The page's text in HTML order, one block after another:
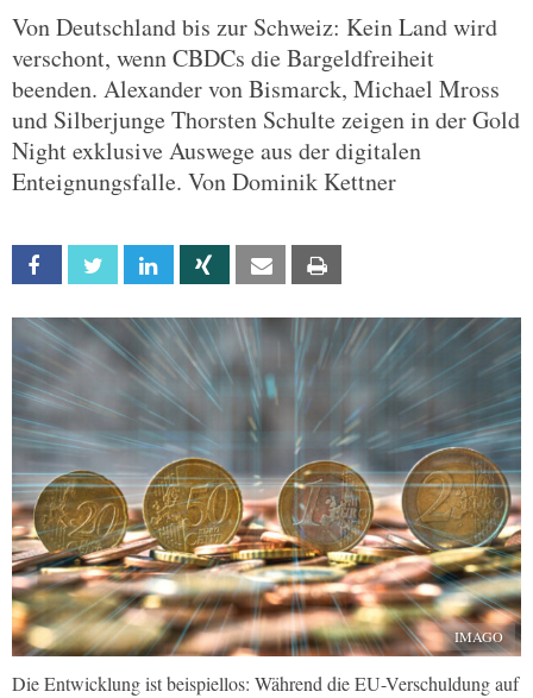
Von Deutschland bis zur Schweiz: Kein Land wird
verschont, wenn CBDCs die Bargeldfreiheit
beenden. Alexander von Bismarck, Michael Mross
und Silberjunge Thorsten Schulte zeigen in der Gold
Night exklusive Auswege aus der digitalen
Enteignungsfalle. Von Dominik Kettner
Facebook Twitter Linkedin Xing Email
IMAGO
Die Entwicklung ist beispiellos: Während die EU-Verschuldung auf